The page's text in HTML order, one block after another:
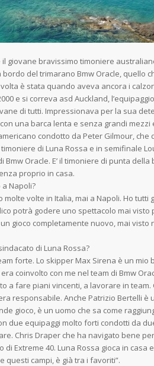
il giovane bravissimo timoniere
del trimarano Bmw Oracle, quello
è stata quando aveva ancora i
e si correva asd Auckland,
di tutti. Impressionava per la sua
una barca lenta e senza grandi
condotto da Peter Gilmour, che
timoniere di Luna Rossa e in semifinale
Bmw Oracle. E’ il timoniere di punta
proprio in casa.
a Napoli?
molte volte in Italia, mai a Napoli. Ho
potrà godere uno spettacolo mai visto
gioco completamente nuovo, mai
di Luna Rossa?
forte. Lo skipper Max Sirena è un
coinvolto con me nel team di Bmw
a fare piani vincenti, a lavorare in
responsabile. Anche Patrizio Bertelli
gioco, è un uomo che sa come
due equipaggi molto forti condotti da
Chris Draper che ha navigato bene
di Extreme 40. Luna Rossa gioca in casa
questi campi, è già tra i favoriti”.